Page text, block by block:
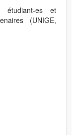
étudiant-es et
(UNIGE,